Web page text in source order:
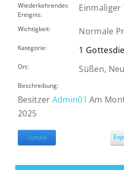
Wiederkehrendes
Ereignis:
Einmaliger
Wichtigkeit: Normale
Kategorie: 1
Ort: Süßen,
Beschreibung:
Besitzer Admin01 Am
2025
Zurück